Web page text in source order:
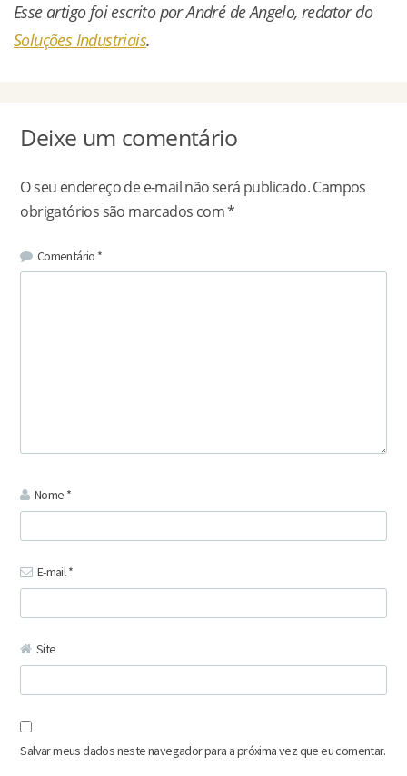
Esse artigo foi escrito por André de Angelo, redator do
Soluções Industriais.
Deixe um comentário
O seu endereço de e-mail não será publicado.Campos
obrigatórios são marcados com*
Comentário *
Nome *
E-mail*
Site
Salvar meus dados neste navegador para a próxima vez que eu comentar.